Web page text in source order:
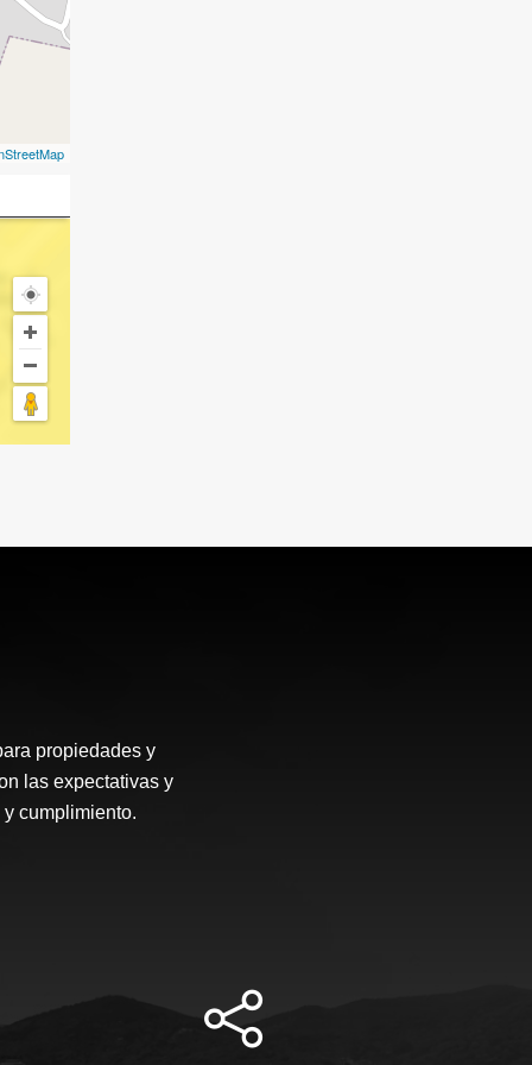
propiedades y
las expectativas y
cumplimiento.